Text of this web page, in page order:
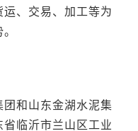
、交易、加工等为
和山东金湖水泥集
临沂市兰山区工业